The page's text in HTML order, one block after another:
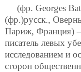
(фр. Georges
(фр.)русск.,
Париж, Франция)
писатель левых
исследованием и
сторон